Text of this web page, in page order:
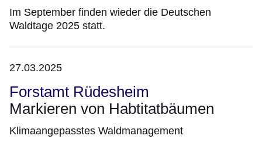
Im September finden wieder die Deutschen
Waldtage 2025 statt.
27.03.2025
Forstamt Rüdesheim
Markieren von Habtitatbäumen
Klimaangepasstes Waldmanagement